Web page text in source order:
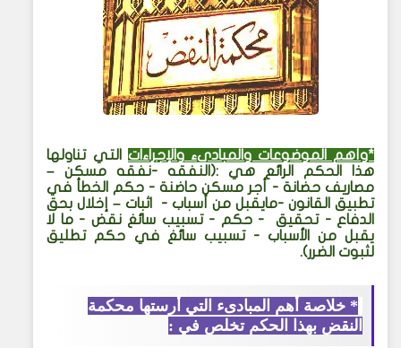
*وأهم الموضوعات والمبادىء والإجراءات التي تناولها
هذا الحكم الرائع هي :(النفقه -نفقه مسكن –
مصاريف حضانة - أجر مسكن حاضنة - حكم الخطأ في
تطبيق القانون -مايقبل من أسباب - اثبات – إخلال بحق
الدفاع - تحقيق - حكم - تسبيب سائغ نقض - ما لا
يقبل من الأسباب - تسبيب سائغ في حكم تطليق
لثبوت الضرر).
* خلاصة أهم المبادىء التي أرستها محكمة
النقض بهذا الحكم تخلص في :